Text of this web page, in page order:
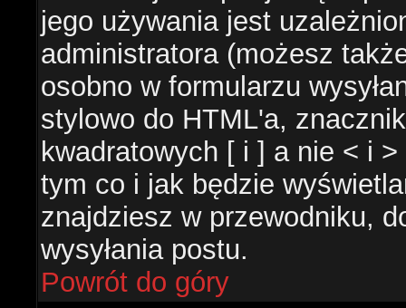
jego używania jest
administratora (możesz
osobno w formularzu
stylowo do HTML'a,
kwadratowych [ i ] a nie < i
tym co i jak będzie
znajdziesz w przewodniku,
wysyłania postu.
Powrót do góry